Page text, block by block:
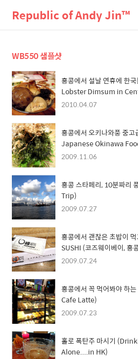
Republic of Andy Jin™
WB550 샘플샷
홍콩에서 설날 연휴에 한
Lobster Dimsum in
2010.04.07
홍콩에서 오키나와풍 중
Japanese Okinawa
2009.11.06
홍콩 스타페리, 10분짜리
Trip)
2009.07.27
홍콩에서 괜찮은 초밥이
SUSHI (코즈웨이베이, 홍
2009.07.24
홍콩에서 꼭 먹어봐야 하
Cafe Latte)
2009.07.23
홀로 폭탄주 마시기
Alone....in HK)